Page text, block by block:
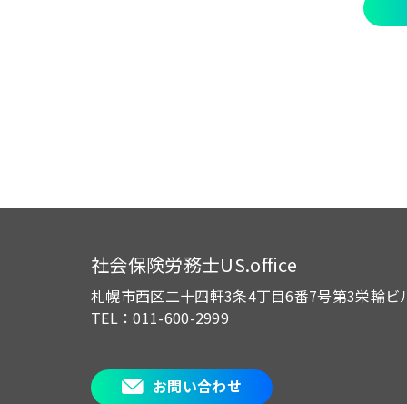
社会保険労務士US.office
札幌市西区二十四軒3条4丁目6番7号第3栄輪ビ
TEL：011-600-2999
お問い合わせ